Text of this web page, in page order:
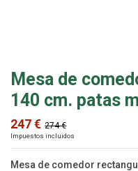
Mesa de
140 cm. patas
247 € 274 €
Impuestos incluidos
Mesa de comedor